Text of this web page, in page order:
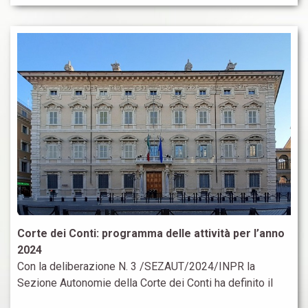
Corte dei Conti: programma delle attività per l’anno
2024
Con la deliberazione N. 3 /SEZAUT/2024/INPR la
Sezione Autonomie della Corte dei Conti ha definito il